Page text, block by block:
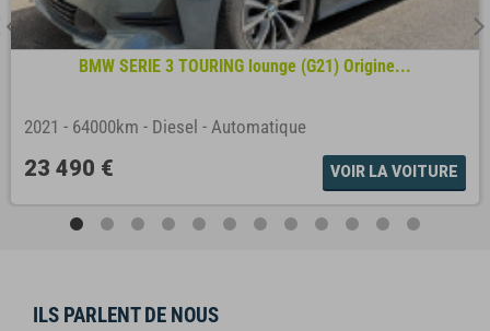
BMW SERIE 3 TOURING lounge (G21) Origine...
2021 - 64000km - Diesel - Automatique
23 490 € VOIR LA VOITURE
ILS PARLENT DE NOUS